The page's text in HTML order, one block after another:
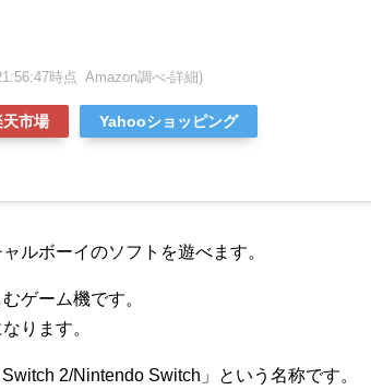
時点 Amazon調べ-詳細)
天市場 Yahooショッピング
ルボーイのソフトを遊べます。
ゲーム機です。
ります。
2/Nintendo Switch」という名称です。